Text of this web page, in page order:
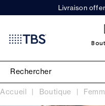
Livraison
Accueil Boutique